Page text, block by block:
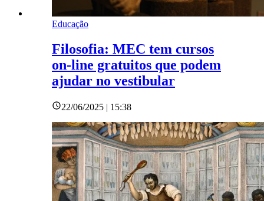
Educação
Filosofia: MEC tem cursos
on-line gratuitos que podem
ajudar no vestibular
22/06/2025 | 15:38